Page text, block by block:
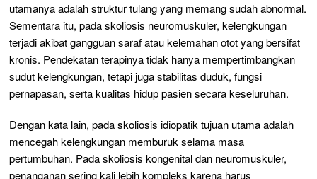
utamanya adalah struktur tulang yang memang sudah abnormal.
Sementara itu, pada skoliosis neuromuskuler, kelengkungan
terjadi akibat gangguan saraf atau kelemahan otot yang bersifat
kronis. Pendekatan terapinya tidak hanya mempertimbangkan
sudut kelengkungan, tetapi juga stabilitas duduk, fungsi
pernapasan, serta kualitas hidup pasien secara keseluruhan.
Dengan kata lain, pada skoliosis idiopatik tujuan utama adalah
mencegah kelengkungan memburuk selama masa
pertumbuhan. Pada skoliosis kongenital dan neuromuskuler,
penanganan sering kali lebih kompleks karena harus